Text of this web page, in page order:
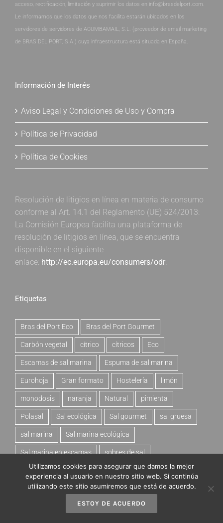
acceso, rectificación, limitación y suprimir los datos en info@brasdelport.com.
Le informamos que los datos que nos facilita estarán ubicados en los
servidores de servidores de ACUMBAMAIL, S.L. (proveedor de email marketing
de BRAS DEL PORT, S.A.) cuya infraestructura está situada en España.
Información de Interés
Aviso Legal y Condiciones de Uso y Compra
Política de Privacidad
Política de Cookies
Resolución de litigios en línea en materia de consumo
conforme al Art. 14.1 del Reglamento (UE) 524/2013:
La Comisión Europea facilita una plataforma de
resolución de litigios en línea, que se encuentra
disponible en el siguiente
enlace: http://ec.europa.eu/consumers/odr
Etiquetas
Bras del Port Eco Bras del Port Gourmet
Carbón vegetal cítrico cítricos Eco
Escamas de sal marina Espuma de sal marina
Eurohoja Gran formato Hostelería limón
monodosis naranja Natural pimienta
Polasal Sal ecológica Sal gourmet sal gruesa
sal marina Sal marina ecológica
Sal marina en escamas sobres de sal
Tomate y albahaca
Utilizamos cookies para asegurar que damos la mejor
experiencia al usuario en nuestro sitio web. Si continúa
utilizando este sitio asumiremos que está de acuerdo.
ESTOY DE ACUERDO